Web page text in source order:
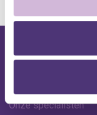
Nuttige links
Huren
Onze specialisten